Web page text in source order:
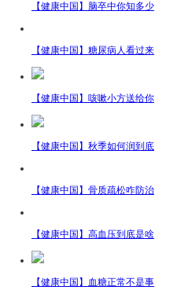
【健康中国】脑卒中你知多少
【健康中国】糖尿病人看过来
【健康中国】咳嗽小方送给你
【健康中国】秋季如何润到底
【健康中国】骨质疏松咋防治
【健康中国】高血压到底是啥
【健康中国】血糖正常不是事